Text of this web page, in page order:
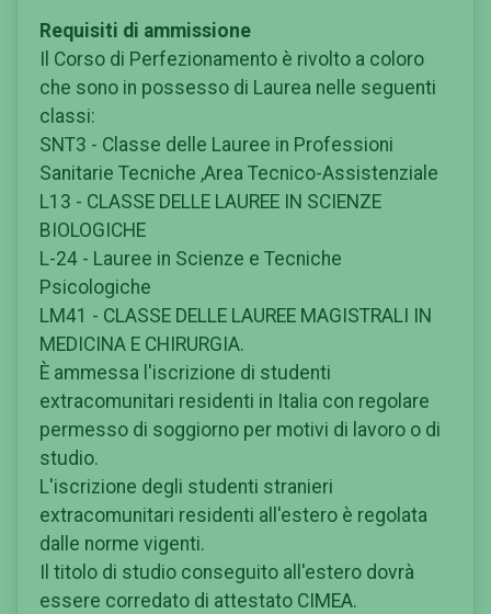
Requisiti di ammissione
Il Corso di Perfezionamento è rivolto a coloro
che sono in possesso di Laurea nelle seguenti
classi:
SNT3 - Classe delle Lauree in Professioni
Sanitarie Tecniche ,Area Tecnico-Assistenziale
L13 - CLASSE DELLE LAUREE IN SCIENZE
BIOLOGICHE
L-24 - Lauree in Scienze e Tecniche
Psicologiche
LM41 - CLASSE DELLE LAUREE MAGISTRALI IN
MEDICINA E CHIRURGIA.
È ammessa l'iscrizione di studenti
extracomunitari residenti in Italia con regolare
permesso di soggiorno per motivi di lavoro o di
studio.
L'iscrizione degli studenti stranieri
extracomunitari residenti all'estero è regolata
dalle norme vigenti.
Il titolo di studio conseguito all'estero dovrà
essere corredato di attestato CIMEA.